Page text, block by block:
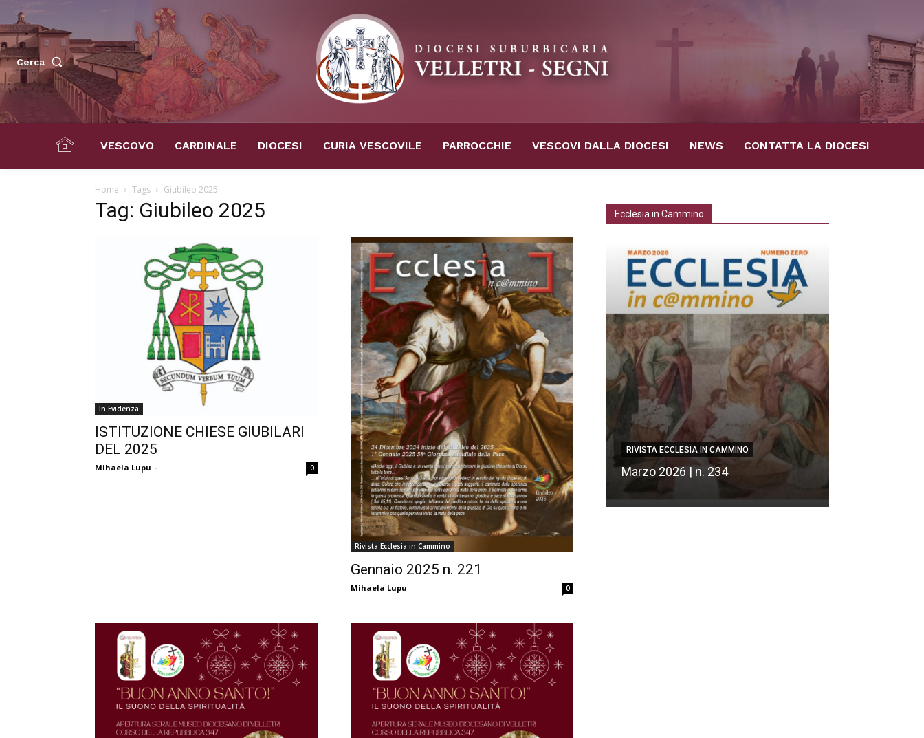
Cerca
VESCOVO CARDINALE DIOCESI CURIA VESCOVILE PARROCCHIE VESCOVI DALLA DIOCESI NEWS CONTATTA LA DIOCESI
Home Tags Giubileo 2025
Tag: Giubileo 2025
In Evidenza
ISTITUZIONE CHIESE GIUBILARI
DEL 2025
Mihaela Lupu - 0
Rivista Ecclesia in Cammino
Gennaio 2025 n. 221
Mihaela Lupu - 0
Ecclesia in Cammino
RIVISTA ECCLESIA IN CAMMINO
Marzo 2026 | n. 234